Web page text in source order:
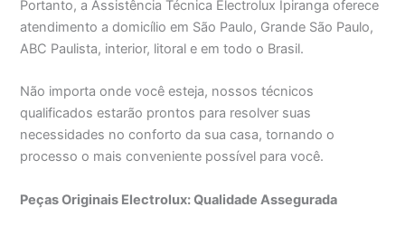
Portanto, a Assistência Técnica Electrolux Ipiranga oferece
atendimento a domicílio em São Paulo, Grande São Paulo,
ABC Paulista, interior, litoral e em todo o Brasil.
Não importa onde você esteja, nossos técnicos
qualificados estarão prontos para resolver suas
necessidades no conforto da sua casa, tornando o
processo o mais conveniente possível para você.
Peças Originais Electrolux: Qualidade Assegurada